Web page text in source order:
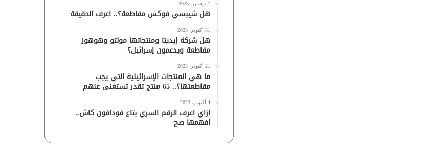
1 نوفمبر، 2023
هل شيبسي فوكس مقاطعة؟.. اعرف الحقيقة
31 أكتوبر، 2023
هل شركة إيديتا ومنتجاتها مولتو وهوهوز
مقاطعة ويدعمون إسرائيل؟
21 أكتوبر، 2023
ما هي المنتجات الإسرائيلية التي يجب
مقاطعتها؟.. 65 منتج تقدر تستغنى عنهم
4 أكتوبر، 2023
ازاي اعرف الرقم السري بتاع فودافون كاش..
افهمها صح